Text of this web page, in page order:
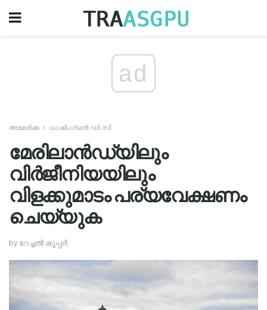
ad
അമേരിക്ക വാഷിംഗ്ടൺ ഡി.സി.
മേരിലാൻഡ്യിലും
വിർജീനിയയിലും
വിളക്കുമാടം പര്യവേക്ഷണം
ചെയ്യുക
by റേച്ചൽ കൂപ്പർ